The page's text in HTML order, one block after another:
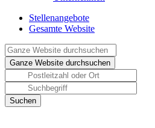
Stellenangebote
Gesamte Website